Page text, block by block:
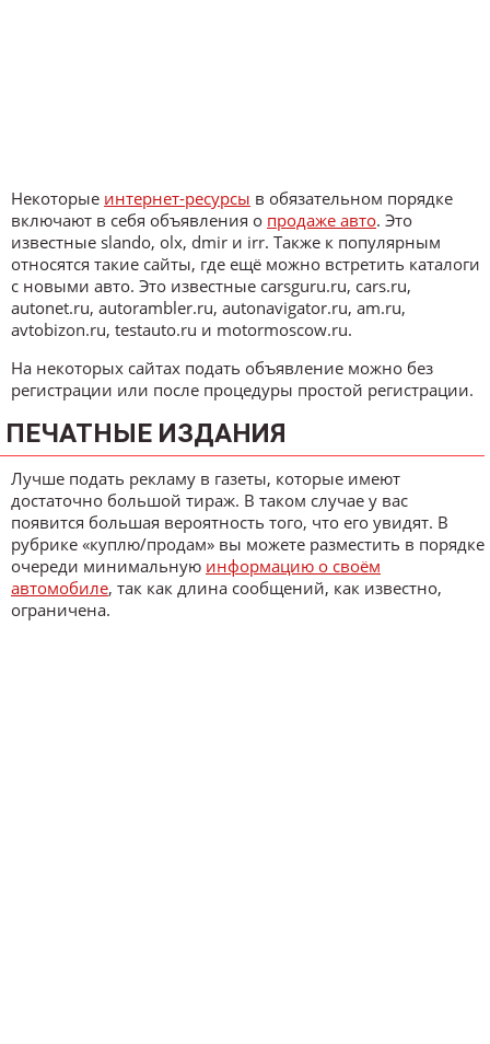
Некоторые интернет-ресурсы в обязательном порядке
включают в себя объявления о продаже авто. Это
известные slando, olx, dmir и irr. Также к популярным
относятся такие сайты, где ещё можно встретить каталоги
с новыми авто. Это известные carsguru.ru, cars.ru,
autonet.ru, autorambler.ru, autonavigator.ru, am.ru,
avtobizon.ru, testauto.ru и motormoscow.ru.
На некоторых сайтах подать объявление можно без
регистрации или после процедуры простой регистрации.
ПЕЧАТНЫЕ ИЗДАНИЯ
Лучше подать рекламу в газеты, которые имеют
достаточно большой тираж. В таком случае у вас
появится большая вероятность того, что его увидят. В
рубрике «куплю/продам» вы можете разместить в порядке
очереди минимальную информацию о своём
автомобиле, так как длина сообщений, как известно,
ограничена.